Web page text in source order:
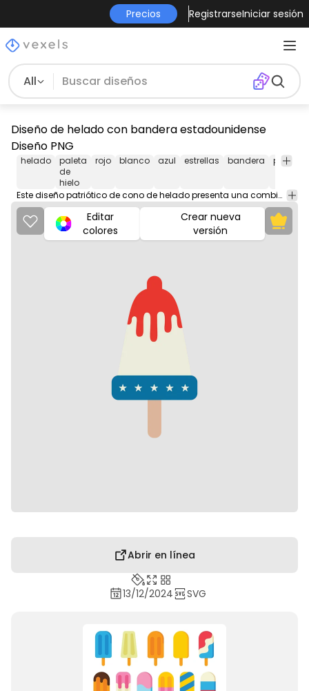
Precios RegistrarseIniciar sesión
All
Diseño de helado con bandera estadounidense
Diseño PNG
helado
paleta
de
hielo
rojo blanco azul estrellas bandera
Este diseño patriótico de cono de helado presenta una combinación de colores rojo, blanco y azul, con un patrón de estrellas. El cono de helado es el protagonista del diseño y es una forma divertida y creativa de demostrar tu amor por Estados Unidos.
Editar
colores
Crear nueva
versión
Abrir en línea
13/12/2024 SVG